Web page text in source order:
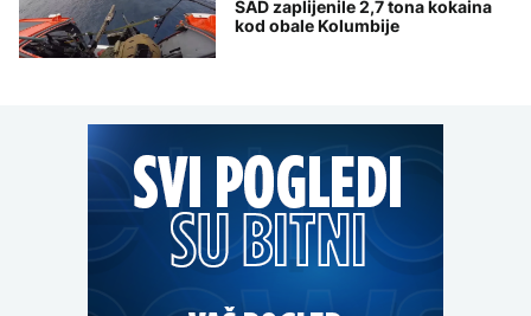
SAD zaplijenile 2,7 tona kokaina
kod obale Kolumbije